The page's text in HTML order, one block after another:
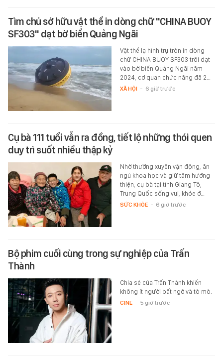
Tìm chủ sở hữu vật thể in dòng chữ "CHINA BUOY
SF303" dạt bờ biển Quảng Ngãi
Vật thể lạ hình trụ tròn in dòng
chữ CHINA BUOY SF303 trôi dạt
vào bờ biển Quảng Ngãi năm
2024, cơ quan chức năng đã 2…
XÃ HỘI - 6 giờ trước
Cụ bà 111 tuổi vẫn ra đồng, tiết lộ những thói quen
duy trì suốt nhiều thập kỷ
Nhờ thường xuyên vận động, ăn
ngủ khoa học và giữ tâm hướng
thiện, cụ bà tại tỉnh Giang Tô,
Trung Quốc sống vui, khỏe ở…
SỨC KHỎE - 6 giờ trước
Bộ phim cuối cùng trong sự nghiệp của Trấn
Thành
Chia sẻ của Trấn Thành khiến
không ít người bất ngờ và tò mò.
CINE - 5 giờ trước